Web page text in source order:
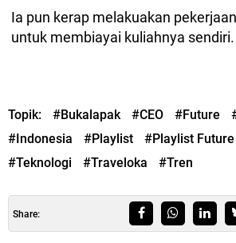
Ia pun kerap melakuakan
untuk membiayai kuliahnya sendiri.
Topik: #Bukalapak #CEO #Future
#Indonesia
#Playlist #Playlist Future
#Teknologi
#Traveloka #Tren
Share: